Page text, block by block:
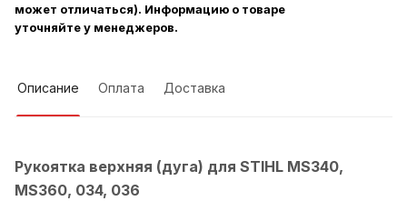
может отличаться). Информацию о товаре
уточняйте у менеджеров.
Описание Оплата Доставка
Рукоятка верхняя (дуга) для STIHL MS340,
MS360, 034, 036